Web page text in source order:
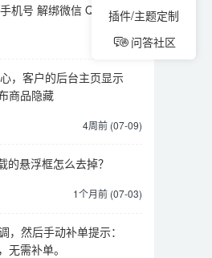
机号 解绑微信 QQ
2天前
，客户的后台主页显示
商品隐藏
4周前 (07-09)
的悬浮框怎么去掉？
1个月前 (07-03)
，然后手动补单提示：
无需补单。
插件/主题定制
问答社区